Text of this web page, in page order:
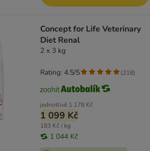
Concept for Life Veterinary
Diet Renal
2 x 3 kg
jednotlivě 1 178 Kč
1 099 Kč
183 Kč / kg
1 044 Kč
Rating: 4.5/5 (218)